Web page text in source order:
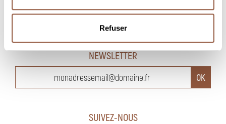
Refuser
NEWSLETTER
SUIVEZ-NOUS